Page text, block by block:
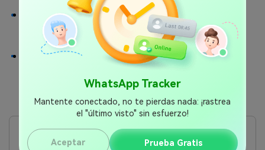
WhatsApp Tracker
Mantente conectado, no te pierdas nada: ¡rastrea
el "último visto" sin esfuerzo!
Aceptar Prueba Gratis
Puedes acceder a informes históricos sobre la
actividad en línea del contacto de hasta 30 días de
antigüedad.
El uso de esta plataforma permite personalizar las
notificaciones para asegurarse de que se le avisa
cuando el contacto se conecta.
Te permite ver la última vez que un contacto
específico estuvo en línea.